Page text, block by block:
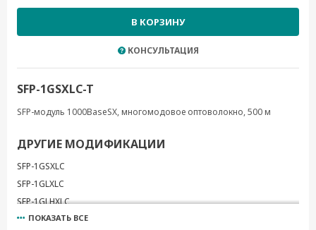
В КОРЗИНУ
КОНСУЛЬТАЦИЯ
SFP-1GSXLC-T
SFP-модуль 1000BaseSX, многомодовое оптоволокно, 500 м
ДРУГИЕ МОДИФИКАЦИИ
SFP-1GSXLC
SFP-1GLXLC
SFP-1GLHXLC
SFP-1GZXLC
ПОКАЗАТЬ ВСЕ